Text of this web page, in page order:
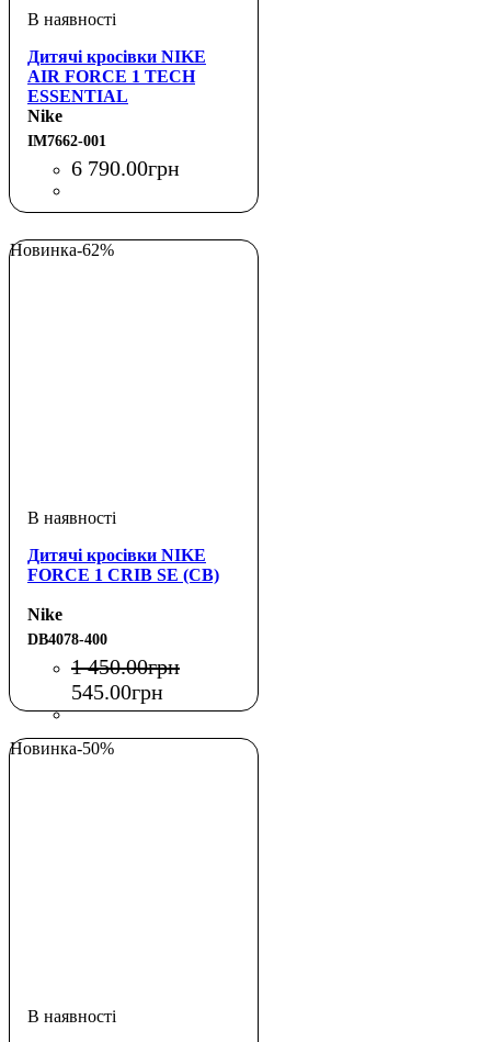
Дитячі кросівки NIKE
AIR FORCE 1 TECH
ESSENTIAL
Nike
IM7662-001
6 790.00грн
Новинка-62%
Дитячі кросівки NIKE
FORCE 1 CRIB SE (CB)
Nike
DB4078-400
1 450.00грн
545.00грн
Новинка-50%